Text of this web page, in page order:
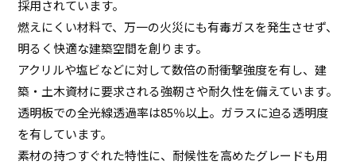
採用されています。
燃えにくい材料で、万一の火災にも有毒ガスを発生させず、
明るく快適な建築空間を創ります。
アクリルや塩ビなどに対して数倍の耐衝撃強度を有し、建
築・土木資材に要求される強靭さや耐久性を備えています。
透明板での全光線透過率は85％以上。ガラスに迫る透明度
を有しています。
素材の持つすぐれた特性に、耐候性を高めたグレードも用